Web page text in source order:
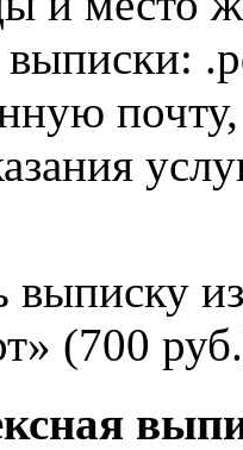
выписку
(700